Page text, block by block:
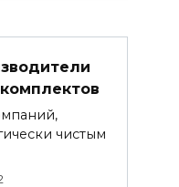
чистым